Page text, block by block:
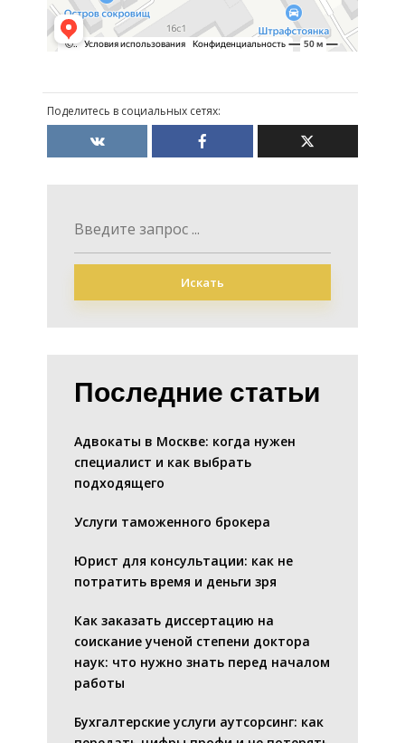
Поделитесь в социальных сетях:
Искать
Последние статьи
Адвокаты в Москве: когда нужен
специалист и как выбрать
подходящего
Услуги таможенного брокера
Юрист для консультации: как не
потратить время и деньги зря
Как заказать диссертацию на
соискание ученой степени доктора
наук: что нужно знать перед началом
работы
Бухгалтерские услуги аутсорсинг: как